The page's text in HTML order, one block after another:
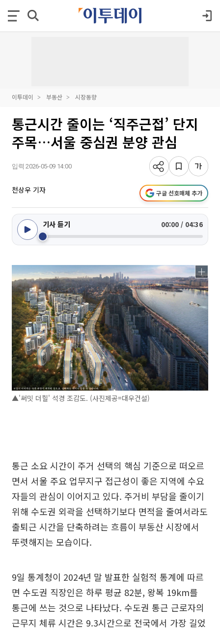
이투데이 부동산 시장동향
통근시간 줄이는 ‘직주근접’ 단지
주목…서울 중심권 분양 관심
입력 2026-05-09 14:00
천상우 기자 구글 선호매체 추가
기사 듣기 00:00 / 04:36
▲'써밋 더힐' 석경 조감도. (사진제공=대우건설)
통근 소요 시간이 주거 선택의 핵심 기준으로 떠오르
면서 서울 주요 업무지구 접근성이 좋은 지역에 수요
자들의 관심이 이어지고 있다. 주거비 부담을 줄이기
위해 수도권 외곽을 선택하기보다 면적을 줄여서라도
출퇴근 시간을 단축하려는 흐름이 부동산 시장에서
뚜렷해지는 모습이다.
9일 통계청이 2024년 말 발표한 실험적 통계에 따르
면 수도권 직장인은 하루 평균 82분, 왕복 19km를
통근에 쓰는 것으로 나타났다. 수도권 통근 근로자의
근무지 체류 시간은 9.3시간으로 전국에서 가장 길었